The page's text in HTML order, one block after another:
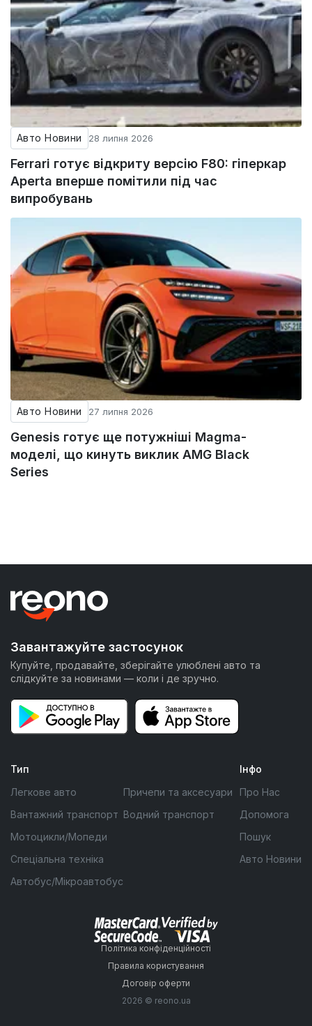
Авто Новини 28 липня 2026
Ferrari готує відкриту версію F80: гіперкар
Aperta вперше помітили під час
випробувань
Авто Новини 27 липня 2026
Genesis готує ще потужніші Magma-
моделі, що кинуть виклик AMG Black
Series
Завантажуйте застосунок
Купуйте, продавайте, зберігайте улюблені авто та
слідкуйте за новинами — коли і де зручно.
Тип
Легкове авто
Вантажний транспорт
Мотоцикли/Мопеди
Спеціальна техніка
Автобус/Мікроавтобус
Причепи та аксесуари
Водний транспорт
Інфо
Про Нас
Допомога
Пошук
Авто Новини
Політика конфіденційності
Правила користування
Договір оферти
2026 © reono.ua